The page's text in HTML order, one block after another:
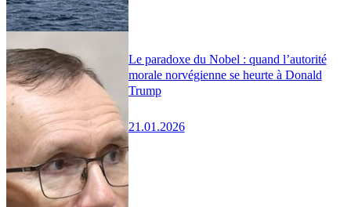
Le paradoxe du Nobel : quand l’autorité
morale norvégienne se heurte à Donald
Trump
21.01.2026